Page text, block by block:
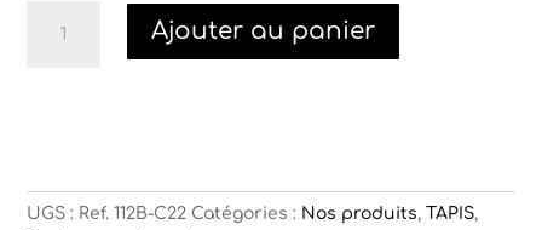
amande
Ajouter au panier
UGS : Ref. 112B-C22 Catégories : Nos produits, TAPIS,